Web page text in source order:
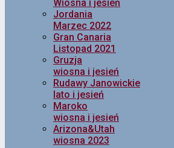
Wiosna i jesień
Jordania
Marzec 2022
Gran Canaria
Listopad 2021
Gruzja
wiosna i jesień
Rudawy Janowickie
lato i jesień
Maroko
wiosna i jesień
Arizona&Utah
wiosna 2023